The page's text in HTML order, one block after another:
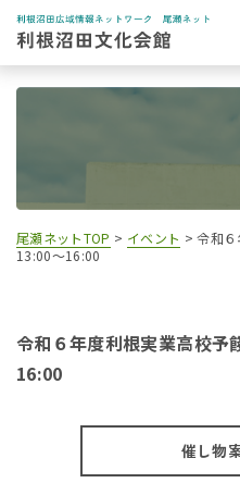
尾瀬ネットTOP > イベント >令和
13:00～16:00
令和６年度利根実業高校
16:00
催し物